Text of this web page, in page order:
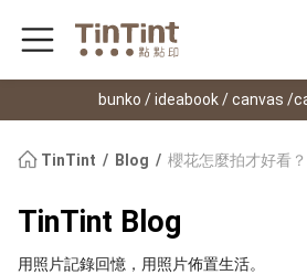
bunko / ideabook / canvas /
TinTint Blog 櫻花怎麼拍才好看
TinTint Blog
用照片記錄回憶，用照片佈置生活。